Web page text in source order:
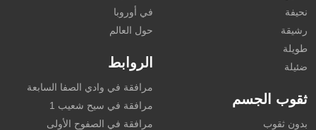
نحيفة
رشيقة
طويلة
ضئيلة
ثقوب الجسم
بدون ثقوب
في أوروبا
حول العالم
الروابط
مرافقة في وادي الصفا السابعة
مرافقة في سيح شعيب 1
مرافقة في الصفوح الأولى